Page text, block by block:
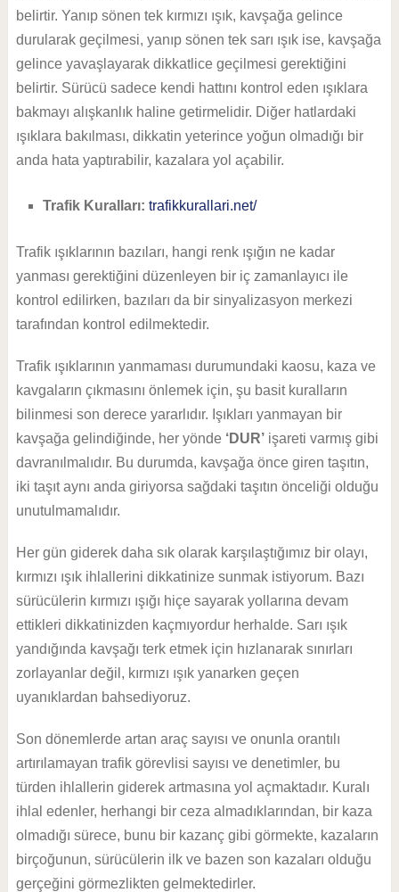
belirtir. Yanıp sönen tek kırmızı ışık, kavşağa gelince
durularak geçilmesi, yanıp sönen tek sarı ışık ise, kavşağa
gelince yavaşlayarak dikkatlice geçilmesi gerektiğini
belirtir. Sürücü sadece kendi hattını kontrol eden ışıklara
bakmayı alışkanlık haline getirmelidir. Diğer hatlardaki
ışıklara bakılması, dikkatin yeterince yoğun olmadığı bir
anda hata yaptırabilir, kazalara yol açabilir.
Trafik Kuralları: trafikkurallari.net/
Trafik ışıklarının bazıları, hangi renk ışığın ne kadar
yanması gerektiğini düzenleyen bir iç zamanlayıcı ile
kontrol edilirken, bazıları da bir sinyalizasyon merkezi
tarafından kontrol edilmektedir.
Trafik ışıklarının yanmaması durumundaki kaosu, kaza ve
kavgaların çıkmasını önlemek için, şu basit kuralların
bilinmesi son derece yararlıdır. Işıkları yanmayan bir
kavşağa gelindiğinde, her yönde ‘DUR’işareti varmış gibi
davranılmalıdır. Bu durumda, kavşağa önce giren taşıtın,
iki taşıt aynı anda giriyorsa sağdaki taşıtın önceliği olduğu
unutulmamalıdır.
Her gün giderek daha sık olarak karşılaştığımız bir olayı,
kırmızı ışık ihlallerini dikkatinize sunmak istiyorum. Bazı
sürücülerin kırmızı ışığı hiçe sayarak yollarına devam
ettikleri dikkatinizden kaçmıyordur herhalde. Sarı ışık
yandığında kavşağı terk etmek için hızlanarak sınırları
zorlayanlar değil, kırmızı ışık yanarken geçen
uyanıklardan bahsediyoruz.
Son dönemlerde artan araç sayısı ve onunla orantılı
artırılamayan trafik görevlisi sayısı ve denetimler, bu
türden ihlallerin giderek artmasına yol açmaktadır. Kuralı
ihlal edenler, herhangi bir ceza almadıklarından, bir kaza
olmadığı sürece, bunu bir kazanç gibi görmekte, kazaların
birçoğunun, sürücülerin ilk ve bazen son kazaları olduğu
gerçeğini görmezlikten gelmektedirler.